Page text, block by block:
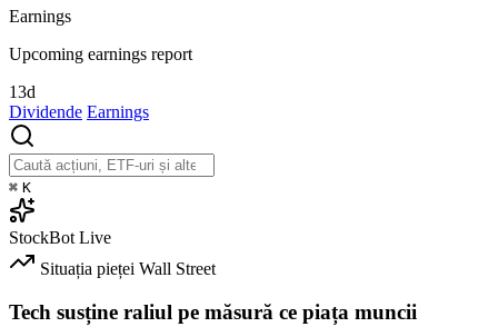
Earnings
Upcoming earnings report
13d
Dividende Earnings
⌘ K
StockBot Live
Situația pieței Wall Street
Tech susține raliul pe măsură ce piața muncii